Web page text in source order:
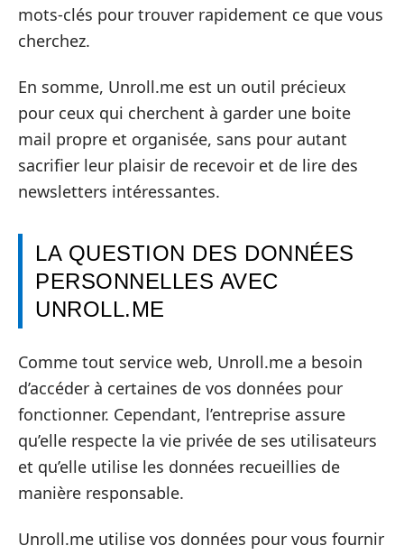
mots-clés pour trouver rapidement ce que vous
cherchez.
En somme, Unroll.me est un outil précieux
pour ceux qui cherchent à garder une boite
mail propre et organisée, sans pour autant
sacrifier leur plaisir de recevoir et de lire des
newsletters intéressantes.
LA QUESTION DES DONNÉES
PERSONNELLES AVEC
UNROLL.ME
Comme tout service web, Unroll.me a besoin
d’accéder à certaines de vos données pour
fonctionner. Cependant, l’entreprise assure
qu’elle respecte la vie privée de ses utilisateurs
et qu’elle utilise les données recueillies de
manière responsable.
Unroll.me utilise vos données pour vous fournir